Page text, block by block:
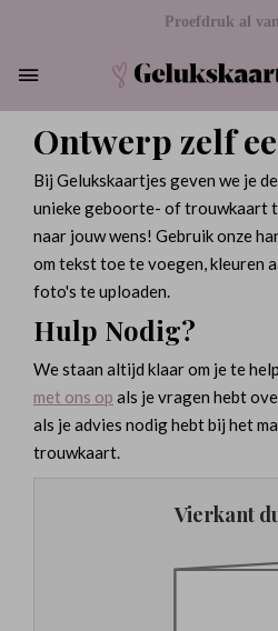
Ontwerp zelf
Bij Gelukskaartjes geven we je
unieke geboorte- of trouwkaart
naar jouw wens! Gebruik onze
om tekst toe te voegen, kleuren
foto's te uploaden.
Hulp Nodig?
We staan altijd klaar om je te
met ons op als je vragen hebt
als je advies nodig hebt bij het
trouwkaart.
Vierkant